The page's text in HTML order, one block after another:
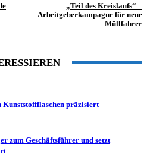
„Teil des Kreislaufs“ –
Arbeitgeberkampagne für neue
Müllfahrer
präzisiert
zum Geschäftsführer und setzt